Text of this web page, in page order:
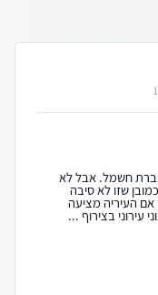
חשמל. אבל לא
שזו לא סיבה
העיריה מציעה
עירוני בצירוף ...